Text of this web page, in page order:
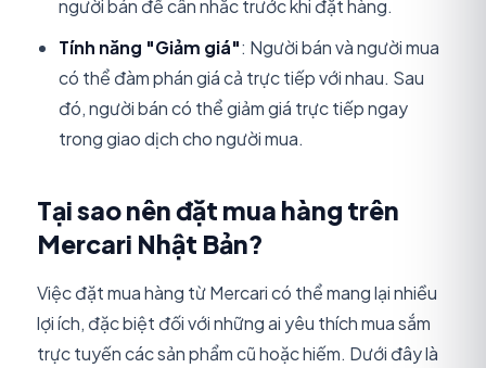
người bán để cân nhắc trước khi đặt hàng.
Tính năng "Giảm giá": Người bán và người mua
có thể đàm phán giá cả trực tiếp với nhau. Sau
đó, người bán có thể giảm giá trực tiếp ngay
trong giao dịch cho người mua.
Tại sao nên đặt mua hàng trên
Mercari Nhật Bản?
Việc đặt mua hàng từ Mercari có thể mang lại nhiều
lợi ích, đặc biệt đối với những ai yêu thích mua sắm
trực tuyến các sản phẩm cũ hoặc hiếm. Dưới đây là